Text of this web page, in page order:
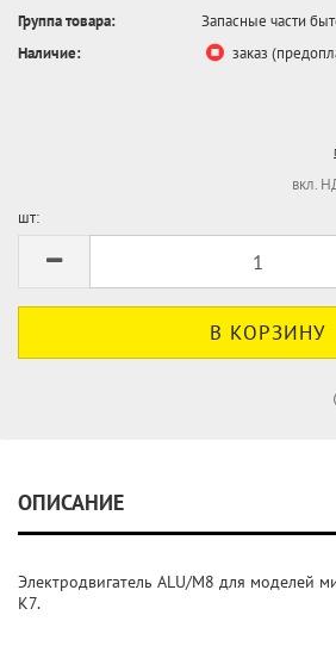
Группа товара:
Запасные части
Наличие:
заказ
вкл.
шт:
ОПИСАНИЕ
Электродвигатель ALU/M8 для моделей
K7.